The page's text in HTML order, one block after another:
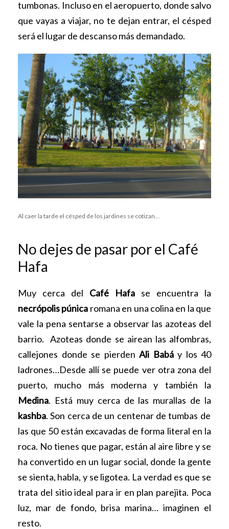
tumbonas. Incluso en el aeropuerto, donde salvo
que vayas a viajar, no te dejan entrar, el césped
será el lugar de descanso más demandado.
Al caer la tarde el césped de los jardines se cotizan…
No dejes de pasar por el Café
Hafa
Muy cerca del Café Hafa se encuentra la
necrópolis púnica romana en una colina en la que
vale la pena sentarse a observar las azoteas del
barrio. Azoteas donde se airean las alfombras,
callejones donde se pierden Ali Babáy los 40
ladrones…Desde allí se puede ver otra zona del
puerto, mucho más moderna y también la
Medina. Está muy cerca de las murallas de la
kashba. Son cerca de un centenar de tumbas de
las que 50 están excavadas de forma literal en la
roca. No tienes que pagar, están al aire libre y se
ha convertido en un lugar social, donde la gente
se sienta, habla, y se ligotea. La verdad es que se
trata del sitio ideal para ir en plan parejita. Poca
luz, mar de fondo, brisa marina… imaginen el
resto.